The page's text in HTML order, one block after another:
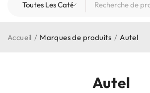
Autel
Accueil / Marques de produits / Autel